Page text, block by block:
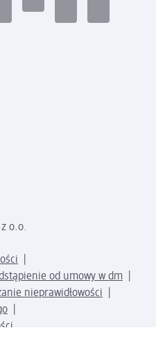
o.o.
od umowy w dm
nieprawidłowości